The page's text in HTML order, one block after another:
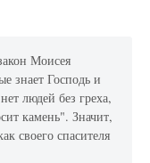
Моисея
знает Господь и
людей без греха,
камень". Значит,
своего спасителя